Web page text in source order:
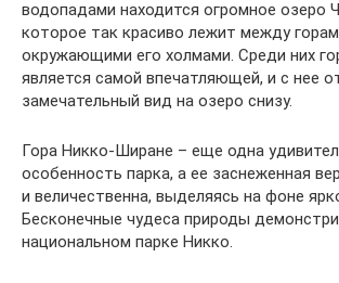
водопадами находится огромное озеро
которое так красиво лежит между
окружающими его холмами. Среди них
является самой впечатляющей, и с нее
замечательный вид на озеро снизу.
Гора Никко-Ширане – еще одна
особенность парка, а ее заснеженная
и величественна, выделяясь на фоне
Бесконечные чудеса природы
национальном парке Никко.